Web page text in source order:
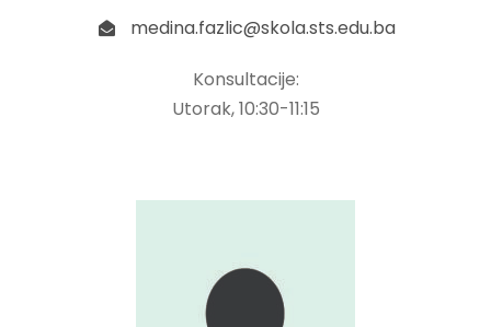
medina.fazlic@skola.sts.edu.ba
Konsultacije:
Utorak, 10:30-11:15